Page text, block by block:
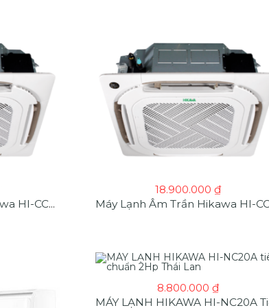
Máy Lạnh Âm Trần Hikawa HI-CC20M 2HP Tiêu Chuẩn
18.900.000₫
8.800.000₫